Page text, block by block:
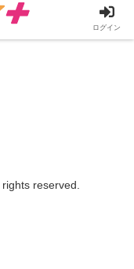
reserved.
ログイン